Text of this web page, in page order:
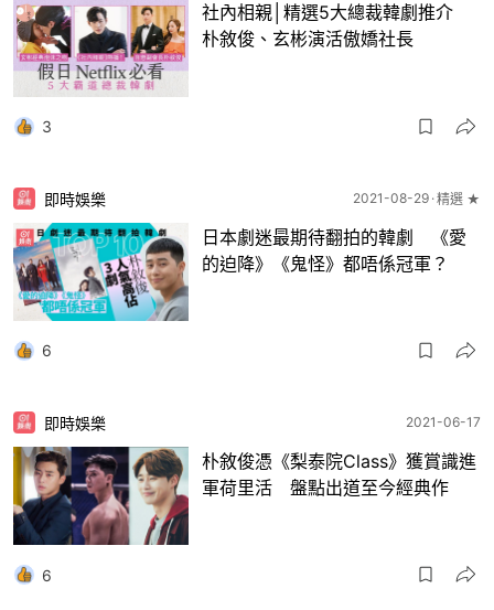
社內相親│精選5大總裁韓劇推介
朴敘俊、玄彬演活傲嬌社長
3
即時娛樂 2021-08-29 精選 ★
日本劇迷最期待翻拍的韓劇 《愛
的迫降》《鬼怪》都唔係冠軍？
6
即時娛樂 2021-06-17
朴敘俊憑《梨泰院Class》獲賞識進
軍荷里活 盤點出道至今經典作
6